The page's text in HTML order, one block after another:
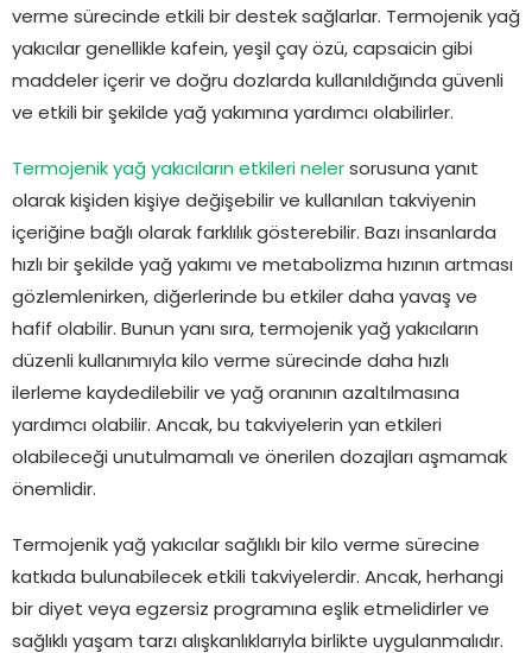
verme sürecinde etkili bir destek sağlarlar. Termojenik yağ
yakıcılar genellikle kafein, yeşil çay özü, capsaicin gibi
maddeler içerir ve doğru dozlarda kullanıldığında güvenli
ve etkili bir şekilde yağ yakımına yardımcı olabilirler.
Termojenik yağ yakıcıların etkileri neler sorusuna yanıt
olarak kişiden kişiye değişebilir ve kullanılan takviyenin
içeriğine bağlı olarak farklılık gösterebilir. Bazı insanlarda
hızlı bir şekilde yağ yakımı ve metabolizma hızının artması
gözlemlenirken, diğerlerinde bu etkiler daha yavaş ve
hafif olabilir. Bunun yanı sıra, termojenik yağ yakıcıların
düzenli kullanımıyla kilo verme sürecinde daha hızlı
ilerleme kaydedilebilir ve yağ oranının azaltılmasına
yardımcı olabilir. Ancak, bu takviyelerin yan etkileri
olabileceği unutulmamalı ve önerilen dozajları aşmamak
önemlidir.
Termojenik yağ yakıcılar sağlıklı bir kilo verme sürecine
katkıda bulunabilecek etkili takviyelerdir. Ancak, herhangi
bir diyet veya egzersiz programına eşlik etmelidirler ve
sağlıklı yaşam tarzı alışkanlıklarıyla birlikte uygulanmalıdır.